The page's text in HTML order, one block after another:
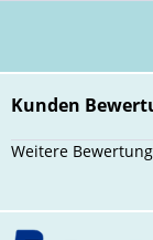
Kunden
Weitere